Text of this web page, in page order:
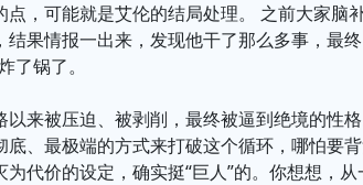
，可能就是艾伦的结局处理。 之前大家脑
果情报一出来，发现他干了那么多事，最
了锅了。
来被压迫、被剥削，最终被逼到绝境的性
、最极端的方式来打破这个循环，哪怕要
代价的设定，确实挺“巨人”的。你想想，